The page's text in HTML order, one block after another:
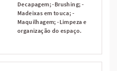
Decapagem; -Brushing; -
Madeixas em touca; -
Maquilhagem; -Limpeza e
organização do espaço.